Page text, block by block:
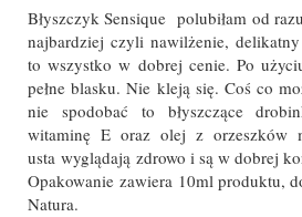
Błyszczyk Sensique polubiłam od
najbardziej czyli nawilżenie,
to wszystko w dobrej cenie. Po
pełne blasku. Nie kleją się. Coś co
nie spodobać to błyszczące
witaminę E oraz olej z orzeszków
usta wyglądają zdrowo i są w dobrej
Opakowanie zawiera 10ml produktu,
Natura.